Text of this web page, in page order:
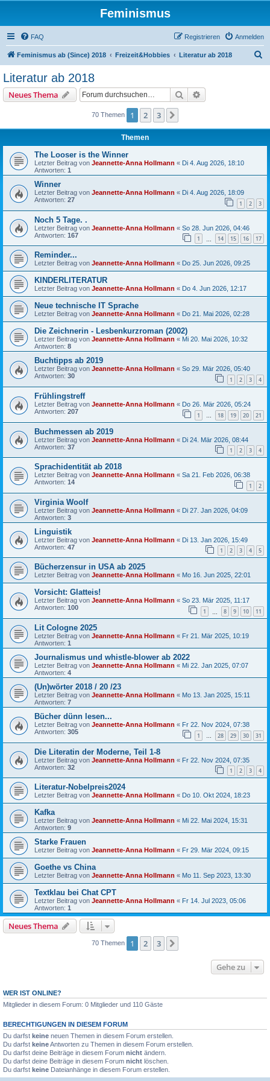
Feminismus
FAQ Anmelden
Registrieren
Feminismus ab (Since) 2018 Freizeit&Hobbies Literatur ab 2018
Literatur ab 2018
Neues Thema Suche
70 Themen 1 2 3
Themen
The Looser is the Winner
Letzter Beitrag von Jeannette-Anna Hollmann « Di 4. Aug 2026, 18:10
Antworten: 1
Winner
Letzter Beitrag von Jeannette-Anna Hollmann « Di 4. Aug 2026, 18:09
Antworten: 27 1 2 3
Noch 5 Tage. .
Letzter Beitrag von Jeannette-Anna Hollmann « So 28. Jun 2026, 04:46
Antworten: 167 1 14 15 16 17
Reminder...
Letzter Beitrag von Jeannette-Anna Hollmann « Do 25. Jun 2026, 09:25
KINDERLITERATUR
Letzter Beitrag von Jeannette-Anna Hollmann « Do 4. Jun 2026, 12:17
Neue technische IT Sprache
Letzter Beitrag von Jeannette-Anna Hollmann « Do 21. Mai 2026, 02:28
Die Zeichnerin - Lesbenkurzroman (2002)
Letzter Beitrag von Jeannette-Anna Hollmann « Mi 20. Mai 2026, 10:32
Antworten: 8
Buchtipps ab 2019
Letzter Beitrag von Jeannette-Anna Hollmann « So 29. Mär 2026, 05:40
Antworten: 30 1 2 3 4
Frühlingstreff
Letzter Beitrag von Jeannette-Anna Hollmann « Do 26. Mär 2026, 05:24
Antworten: 207 1 … 18 19 20 21
Buchmessen ab 2019
Letzter Beitrag von Jeannette-Anna Hollmann « Di 24. Mär 2026, 08:44
Antworten: 37 1 2 3 4
Sprachidentität ab 2018
Letzter Beitrag von Jeannette-Anna Hollmann « Sa 21. Feb 2026, 06:38
Antworten: 14 1 2
Virginia Woolf
Letzter Beitrag von Jeannette-Anna Hollmann « Di 27. Jan 2026, 04:09
Antworten: 3
Linguistik
Letzter Beitrag von Jeannette-Anna Hollmann « Di 13. Jan 2026, 15:49
Antworten: 47 1 2 3 4 5
Bücherzensur in USA ab 2025
Letzter Beitrag von Jeannette-Anna Hollmann « Mo 16. Jun 2025, 22:01
Vorsicht: Glatteis!
Letzter Beitrag von Jeannette-Anna Hollmann « So 23. Mär 2025, 11:17
Antworten: 100 1 8 9 10 11
Lit Cologne 2025
Letzter Beitrag von Jeannette-Anna Hollmann « Fr 21. Mär 2025, 10:19
Antworten: 1
Journalismus und whistle-blower ab 2022
Letzter Beitrag von Jeannette-Anna Hollmann « Mi 22. Jan 2025, 07:07
Antworten: 4
(Un)wörter 2018 / 20 /23
Letzter Beitrag von Jeannette-Anna Hollmann « Mo 13. Jan 2025, 15:11
Antworten: 7
Bücher dünn lesen...
Letzter Beitrag von Jeannette-Anna Hollmann « Fr 22. Nov 2024, 07:38
Antworten: 305 1 … 28 29 30 31
Die Literatin der Moderne, Teil 1-8
Letzter Beitrag von Jeannette-Anna Hollmann « Fr 22. Nov 2024, 07:35
Antworten: 32 1 2 3 4
Literatur-Nobelpreis2024
Letzter Beitrag von Jeannette-Anna Hollmann « Do 10. Okt 2024, 18:23
Kafka
Letzter Beitrag von Jeannette-Anna Hollmann « Mi 22. Mai 2024, 15:31
Antworten: 9
Starke Frauen
Letzter Beitrag von Jeannette-Anna Hollmann « Fr 29. Mär 2024, 09:15
Goethe vs China
Letzter Beitrag von Jeannette-Anna Hollmann « Mo 11. Sep 2023, 13:30
Textklau bei Chat CPT
Letzter Beitrag von Jeannette-Anna Hollmann « Fr 14. Jul 2023, 05:06
Antworten: 1
Neues Thema
70 Themen 1 2 3
Gehe zu
WER IST ONLINE?
Mitglieder in diesem Forum: 0 Mitglieder und 110 Gäste
BERECHTIGUNGEN IN DIESEM FORUM
Du darfst keine neuen Themen in diesem Forum erstellen.
Du darfst keineAntworten zu Themen in diesem Forum erstellen.
Du darfst deine Beiträge in diesem Forum nicht ändern.
Du darfst deine Beiträge in diesem Forum nicht löschen.
Du darfst keine Dateianhänge in diesem Forum erstellen.